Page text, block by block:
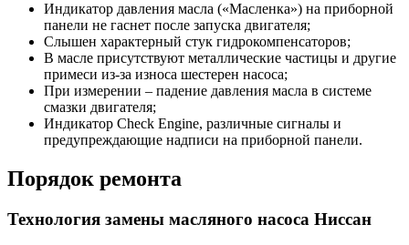
Индикатор давления масла («Масленка») на приборной
панели не гаснет после запуска двигателя;
Слышен характерный стук гидрокомпенсаторов;
В масле присутствуют металлические частицы и другие
примеси из-за износа шестерен насоса;
При измерении – падение давления масла в системе
смазки двигателя;
Индикатор Check Engine, различные сигналы и
предупреждающие надписи на приборной панели.
Порядок ремонта
Технология замены масляного насоса Ниссан